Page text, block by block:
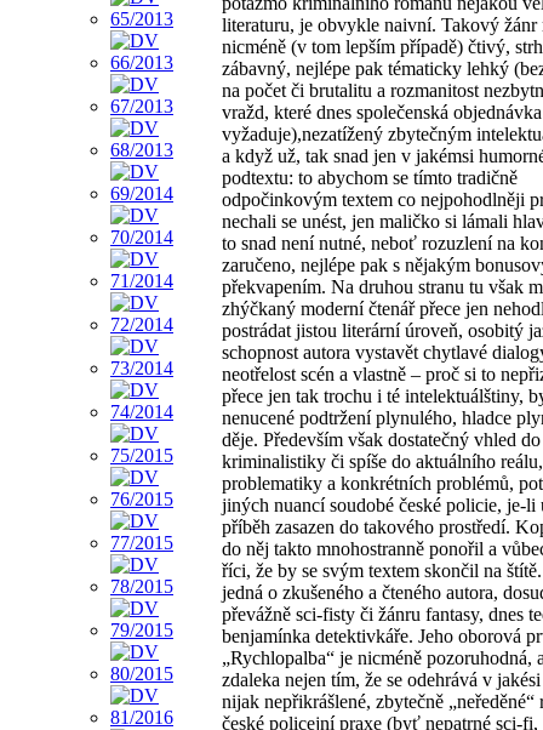
literaturu, je obvykle naivní. Takový žánr
nicméně (v tom lepším případě) čtivý,
zábavný, nejlépe pak tématicky lehký
na počet či brutalitu a rozmanitost
vražd, které dnes společenská
vyžaduje),nezatížený zbytečným
a když už, tak snad jen v jakémsi
podtextu: to abychom se tímto tradičně
odpočinkovým textem co nejpohodlněji
nechali se unést, jen maličko si lámali
to snad není nutné, neboť rozuzlení na
zaručeno, nejlépe pak s nějakým
překvapením. Na druhou stranu tu však
zhýčkaný moderní čtenář přece jen
postrádat jistou literární úroveň, osobitý
schopnost autora vystavět chytlavé
neotřelost scén a vlastně – proč si to
přece jen tak trochu i té intelektuálštiny,
nenucené podtržení plynulého, hladce
děje. Především však dostatečný vhled
kriminalistiky či spíše do aktuálního reálu,
problematiky a konkrétních problémů,
jiných nuancí soudobé české policie, je-li
příběh zasazen do takového prostředí.
do něj takto mnohostranně ponořil a
říci, že by se svým textem skončil na
jedná o zkušeného a čteného autora,
převážně sci-fisty či žánru fantasy, dnes
benjamínka detektivkáře. Jeho oborová
„Rychlopalba“ je nicméně pozoruhodná,
zdaleka nejen tím, že se odehrává v
nijak nepřikrášlené, zbytečně „neředěné“
české policejní praxe (byť nepatrné sci-fi,